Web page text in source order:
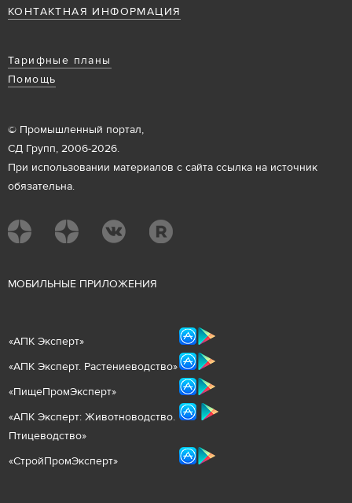
КОНТАКТНАЯ ИНФОРМАЦИЯ
Тарифные планы
Помощь
© Промышленный портал,
СД Групп, 2006-2026.
При использовании материалов с сайта ссылка на источник
обязательна.
МОБИЛЬНЫЕ ПРИЛОЖЕНИЯ
«АПК Эксперт»
«АПК Эксперт. Растениеводство»
«ПищеПромЭксперт»
«АПК Эксперт: Животноводство.
Птицеводство»
«СтройПромЭксперт»